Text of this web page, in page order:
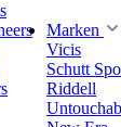
Marken
Vicis
Schutt
Riddell